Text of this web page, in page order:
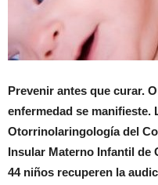
Prevenir antes que curar.
enfermedad se manifieste.
Otorrinolaringología del
Insular Materno Infantil de
44 niños recuperen la